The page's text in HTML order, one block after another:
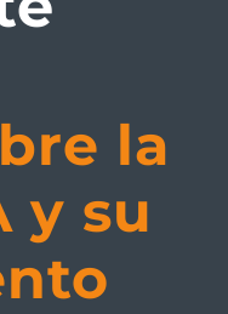
la
y su